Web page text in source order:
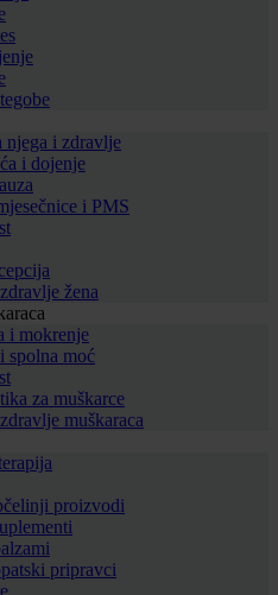
njega i zdravlje
i dojenje
i PMS
žena
i mokrenje
spolna moć
za muškarce
muškaraca
proizvodi
pripravci